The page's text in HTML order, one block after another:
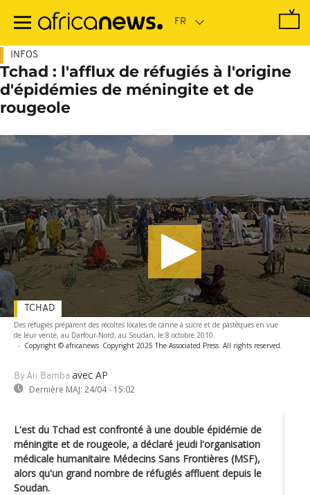
contenu
INFOS
Tchad : l'afflux de réfugiés à l'origine
d'épidémies de méningite et de
rougeole
Des refugiés préparent des récoltes locales de canne à sucre et de pastèques en vue
de leur vente, au Darfour-Nord, au Soudan, le 8 octobre 2010.
- Copyright © africanews Copyright 2025 The Associated Press. All rights reserved.
By Ali Bamba avec AP
Dernière MAJ: 24/04 - 15:02
TCHAD
L'est du Tchad est confronté à une double épidémie de
méningite et de rougeole, a déclaré jeudi l'organisation
médicale humanitaire Médecins Sans Frontières (MSF),
alors qu'un grand nombre de réfugiés affluent depuis le
Soudan.